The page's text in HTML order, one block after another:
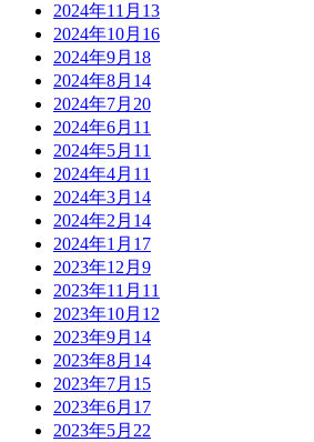
2024年11月 13
2024年10月 16
2024年9月 18
2024年8月 14
2024年7月 20
2024年6月 11
2024年5月 11
2024年4月 11
2024年3月 14
2024年2月 14
2024年1月 17
2023年12月 9
2023年11月 11
2023年10月 12
2023年9月 14
2023年8月 14
2023年7月 15
2023年6月 17
2023年5月 22